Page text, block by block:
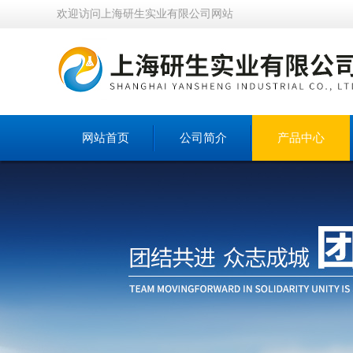
欢迎访问上海研生实业有限公司网站
网站首页 公司简介 产品中心